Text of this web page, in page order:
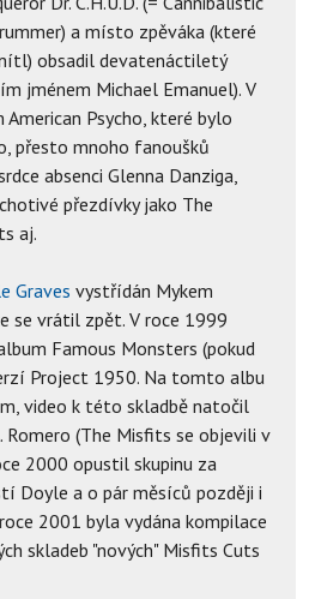
a místo zpěváka (které
obsadil devatenáctiletý
jménem Michael Emanuel). V
Psycho, které bylo
přesto mnoho fanoušků
absenci Glenna Danziga,
přezdívky jako The
aj.
Graves vystřídán Mykem
se vrátil zpět. V roce 1999
Famous Monsters (pokud
Project 1950. Na tomto albu
video k této skladbě natočil
Romero (The Misfits se objevili v
2000 opustil skupinu za
Doyle a o pár měsíců později i
roce 2001 byla vydána kompilace
skladeb "nových" Misfits Cuts